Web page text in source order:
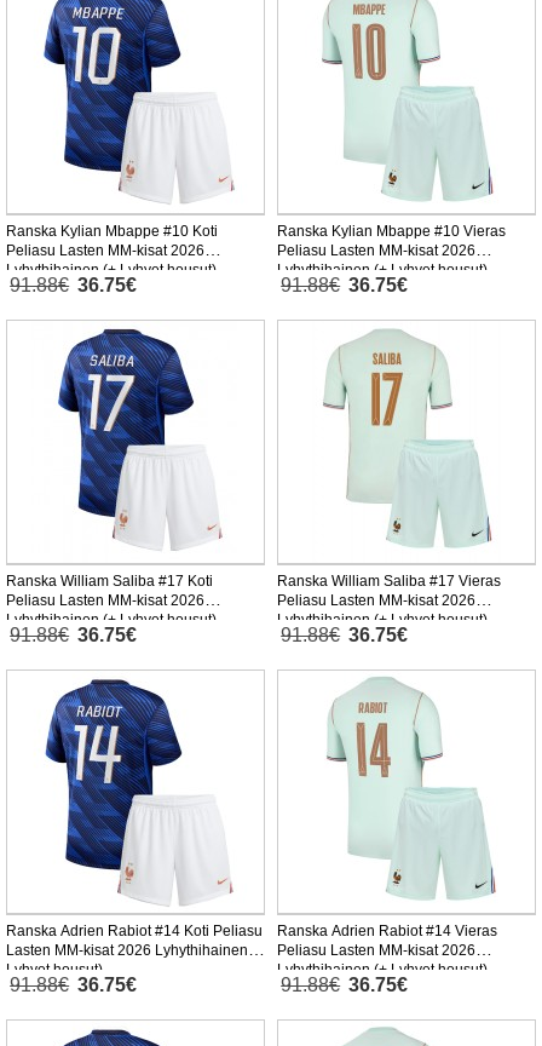
Ranska Kylian Mbappe #10 Koti
Peliasu Lasten MM-kisat 2026
Lyhythihainen (+ Lyhyet housut)
91.88€ 36.75€
Ranska Kylian Mbappe #10 Vieras
Peliasu Lasten MM-kisat 2026
Lyhythihainen (+ Lyhyet housut)
91.88€ 36.75€
Ranska William Saliba #17 Koti
Peliasu Lasten MM-kisat 2026
Lyhythihainen (+ Lyhyet housut)
91.88€ 36.75€
Ranska William Saliba #17 Vieras
Peliasu Lasten MM-kisat 2026
Lyhythihainen (+ Lyhyet housut)
91.88€ 36.75€
Ranska Adrien Rabiot #14 Koti Peliasu
Lasten MM-kisat 2026 Lyhythihainen (+
Lyhyet housut)
91.88€ 36.75€
Ranska Adrien Rabiot #14 Vieras
Peliasu Lasten MM-kisat 2026
Lyhythihainen (+ Lyhyet housut)
91.88€ 36.75€